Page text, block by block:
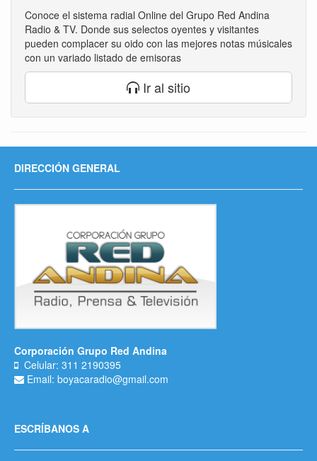
Conoce el sistema radial Online del Grupo Red Andina
Radio & TV. Donde sus selectos oyentes y visitantes
pueden complacer su oido con las mejores notas músicales
con un variado listado de emisoras
Ir al sitio
DIRECCIÓN GENERAL
Corporación Grupo Red Andina
Celular: 311 2190395
Email: boyacaradio@gmail.com
ESCRÍBANOS A